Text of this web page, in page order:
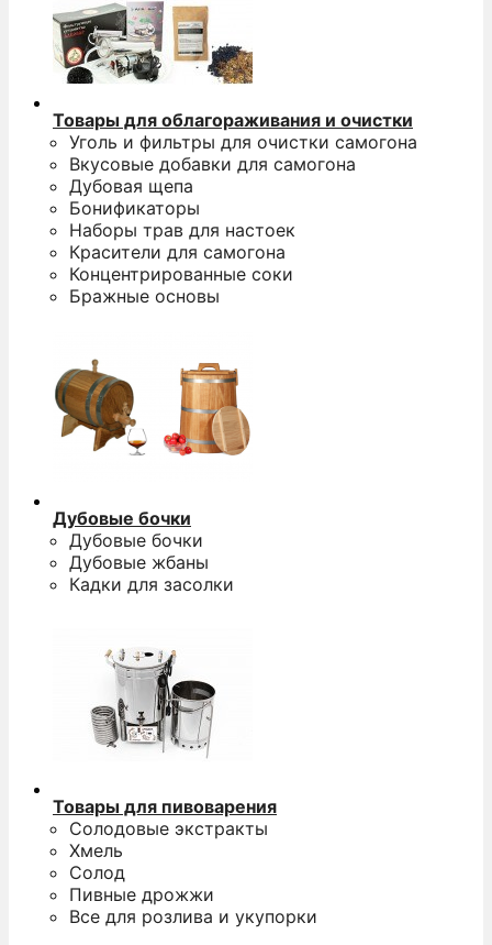
Товары для облагораживания и очистки
Уголь и фильтры для очистки самогона
Вкусовые добавки для самогона
Дубовая щепа
Бонификаторы
Наборы трав для настоек
Красители для самогона
Концентрированные соки
Бражные основы
Дубовые бочки
Дубовые бочки
Дубовые жбаны
Кадки для засолки
Товары для пивоварения
Солодовые экстракты
Хмель
Солод
Пивные дрожжи
Все для розлива и укупорки